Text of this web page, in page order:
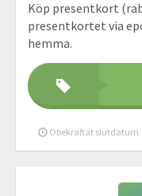
Köp presentkort
presentkortet via
hemma.
Obekräftat slutdatum